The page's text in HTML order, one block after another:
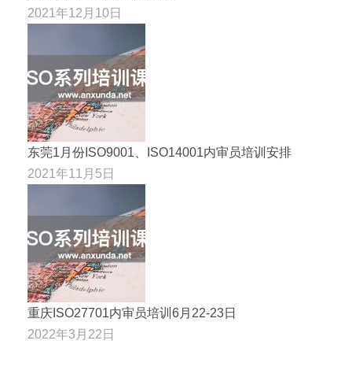
2021年12月10日
东莞1月份ISO9001、ISO14001内审员培训安排
2021年11月5日
重庆ISO27701内审员培训6月22-23日
2022年3月22日